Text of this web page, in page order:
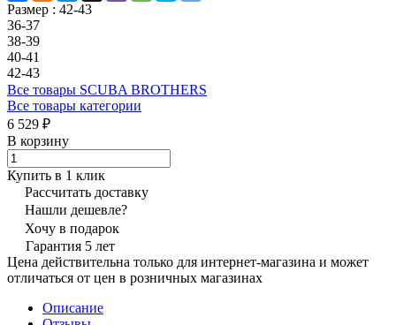
Размер : 42-43
36-37
38-39
40-41
42-43
Все товары SCUBA BROTHERS
Все товары категории
6 529 ₽
В корзину
Купить в 1 клик
Рассчитать доставку
Нашли дешевле?
Хочу в подарок
Гарантия 5 лет
Цена действительна только для интернет-магазина и может
отличаться от цен в розничных магазинах
Описание